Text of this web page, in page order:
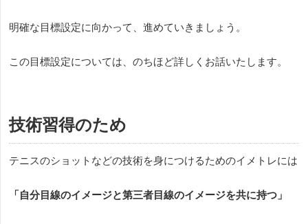
明確な目標設定に向かって、進めていきましょう。
この目標設定については、のちほど詳しくお話いたします。
技術習得のため
テニスのショットなどの技術を身につけるためのイメトレには
「自分目線のイメージと第三者目線のイメージを共に持つ」